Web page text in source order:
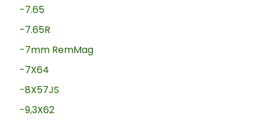
-7.65
-7.65R
-7mm RemMag
-7X64
-8X57JS
-9,3X62